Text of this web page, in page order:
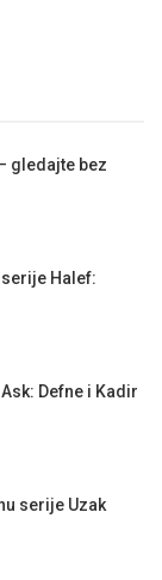
gledajte bez
Halef:
Defne i Kadir
serije Uzak